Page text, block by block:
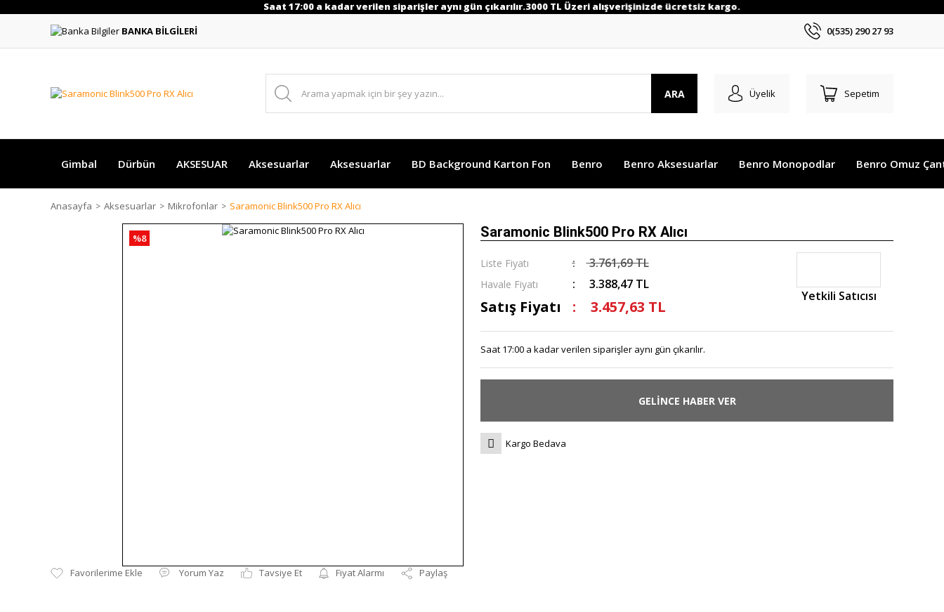
Saat 17:00 a kadar verilen siparişler aynı gün çıkarılır.3000 TL Üzeri alışverişinizde ücretsiz kargo.
BANKA BİLGİLERİ
0(535) 290 27 93
ARA Üyelik Sepetim
Gimbal Dürbün AKSESUAR Aksesuarlar Aksesuarlar BD Background Karton Fon Benro Benro Aksesuarlar Benro Monopodlar Benro Omuz
Anasayfa Aksesuarlar Mikrofonlar Saramonic Blink500 Pro RX Alıcı
%8
Yorum Yaz Tavsiye Et Fiyat Alarmı Paylaş
Saramonic Blink500 Pro RX Alıcı
Liste Fiyatı 3.761,69 TL
Havale Fiyatı 3.388,47 TL
Satış Fiyatı 3.457,63 TL
Yetkili Satıcısı
Saat 17:00 a kadar verilen siparişler aynı gün çıkarılır.
GELİNCE HABER VER
Kargo Bedava